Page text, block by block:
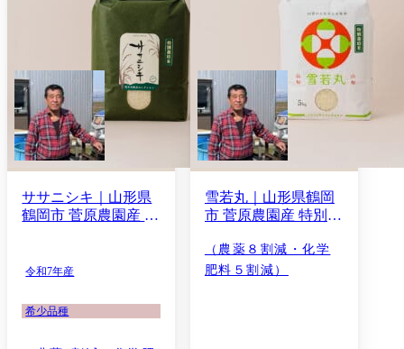
ササニシキ｜山形県
鶴岡市 菅原農園産 特
令和7年産
希少品種
雪若丸｜山形県鶴岡
市 菅原農園産 特別栽
（農薬８割減・化学
肥料５割減）